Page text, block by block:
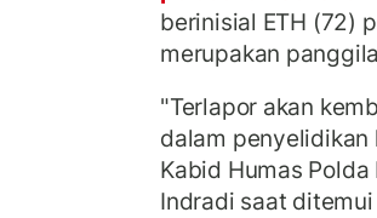
berinisial ETH (72)
merupakan
"Terlapor akan
dalam penyelidikan
Kabid Humas
Indradi saat